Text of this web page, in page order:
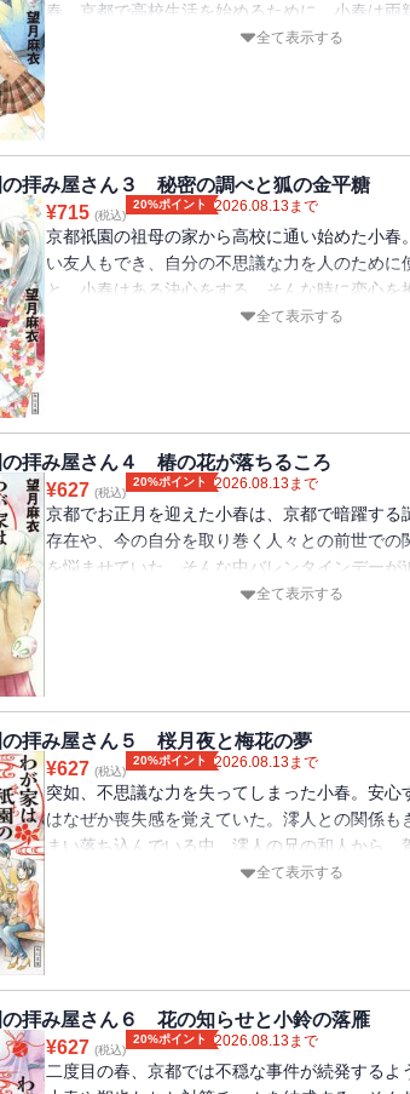
春。京都で高校生活を始めるために、小春は両
東京に戻るけれど・・・・・・？全て表示する
拝み屋さん３ 秘密の調べと狐の金平糖
¥715 (税込)
20%ポイント 2026.08.13まで
京都祇園の祖母の家から高校に通い始めた小春
い友人もでき、自分の不思議な力を人のために
と、小春はある決心をする。そんな時に恋心を
が下宿人としてやって来て!?全て表示する
拝み屋さん４ 椿の花が落ちるころ
¥627 (税込)
20%ポイント 2026.08.13まで
京都でお正月を迎えた小春は、京都で暗躍する
存在や、今の自分を取り巻く人々との前世での
を悩ませていた。そんな中バレンタインデーが
に告白しようとするけれど？全て表示する
の拝み屋さん５ 桜月夜と梅花の夢
¥627 (税込)
20%ポイント 2026.08.13まで
突如、不思議な力を失ってしまった小春。安心
はなぜか喪失感を覚えていた。澪人との関係も
まい落ち込んでいる中、澪人の兄の和人から、
ことになって・・・・・・!?全て表示する
拝み屋さん６ 花の知らせと小鈴の落雁
¥627 (税込)
20%ポイント 2026.08.13まで
二度目の春、京都では不穏な事件が続発するよ